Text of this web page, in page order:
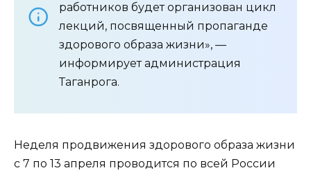
работников будет организован цикл
лекций, посвященный пропаганде
здорового образа жизни», —
информирует администрация
Таганрога.
Неделя продвижения здорового образа жизни
с 7 по 13 апреля проводится по всей России